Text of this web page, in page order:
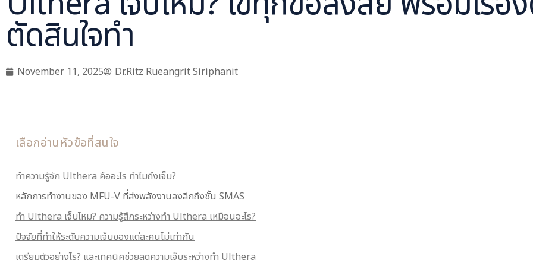
ตัดสินใจทำ
November 11, 2025 Dr.Ritz Rueangrit Siriphanit
เลือกอ่านหัวข้อที่สนใจ
ทำความรู้จัก Ulthera คืออะไร ทำไมถึงเจ็บ?
หลักการทำงานของ MFU-V ที่ส่งพลังงานลงลึกถึงชั้น SMAS
ทำ Ulthera เจ็บไหม? ความรู้สึกระหว่างทำ Ulthera เหมือนอะไร?
ปัจจัยที่ทำให้ระดับความเจ็บของแต่ละคนไม่เท่ากัน
เตรียมตัวอย่างไร? และเทคนิคช่วยลดความเจ็บระหว่างทำ Ulthera